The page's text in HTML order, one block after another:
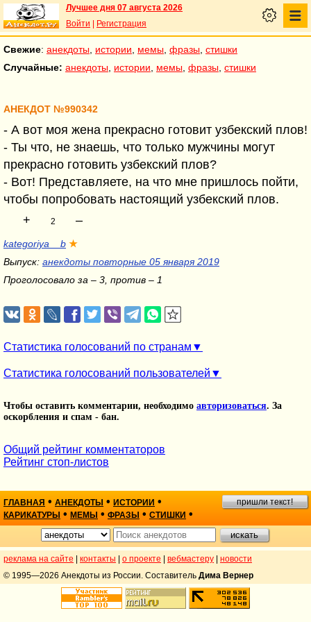
Лучшее дня 07 августа 2026
Войти
Регистрация
Свежие: анекдоты истории мемы фразы стишки
Случайные: анекдоты истории мемы фразы стишки
АНЕКДОТ №990342
- А вот моя жена прекрасно готовит узбекский плов!
- Ты что, не знаешь, что только мужчины могут
прекрасно готовить узбекский плов?
- Вот! Представляете, на что мне пришлось пойти,
чтобы попробовать настоящий узбекский плов.
+
2 –
kategoriya__b ★
Выпуск: анекдоты повторные 05 января 2019
Проголосовало за – 3, против – 1
Статистика голосований по странам
Статистика голосований пользователей
Чтобы оставить комментарии, необходимо авторизоваться. За
оскорбления и спам - бан.
Общий рейтинг комментаторов
Рейтинг стоп-листов
ГЛАВНАЯ • АНЕКДОТЫ • ИСТОРИИ •
КАРИКАТУРЫ • МЕМЫ • ФРАЗЫ • СТИШКИ •
пришли текст!
реклама на сайте контакты о проекте вебмастеру
новости
© 1995—2026 Анекдоты из России. Составитель Дима Вернер